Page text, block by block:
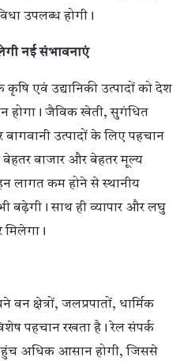
उपलब्ध होगी।
नई संभावनाएं
एवं उद्यानिकी उत्पादों को देश
होगा। जैविक खेती, सुगंधित
उत्पादों के लिए पहचान
बेहतर बाजार और बेहतर मूल्य
लागत कम होने से स्थानीय
भी बढ़ेगी। साथ ही व्यापार और लघु
मिलेगा।
क्षेत्रों, जलप्रपातों, धार्मिक
पहचान रखता है। रेल संपर्क
पहुंच अधिक आसान होगी, जिससे